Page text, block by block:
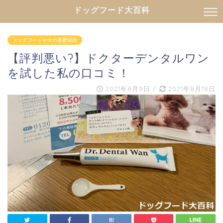
ドッグフード大百科
ドッグフードや犬の基礎知識
【評判悪い?】ドクターデンタルワン
を試した私の口コミ！
2021年8月9日 / 2021年8月18日